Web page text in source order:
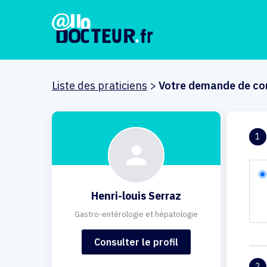
Liste des praticiens > Votre demande de
Henri-louis Serraz
Gastro-entérologie et hépatologie
Consulter le profil
1